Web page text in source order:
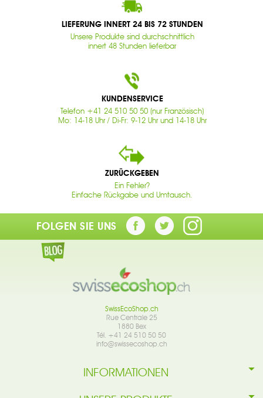
LIEFERUNG INNERT 24 BIS 72 STUNDEN
Unsere Produkte sind durchschnittlich
innert 48 Stunden lieferbar
KUNDENSERVICE
Telefon +41 24 510 50 50 (nur Französisch)
Mo: 14-18 Uhr / Di-Fr: 9-12 Uhr und 14-18 Uhr
ZURÜCKGEBEN
Ein Fehler?
Einfache Rückgabe und Umtausch.
FOLGEN SIE UNS
SwissEcoShop.ch
Rue Centrale 25
1880 Bex
Tél. +41 24 510 50 50
info@swissecoshop.ch
INFORMATIONEN